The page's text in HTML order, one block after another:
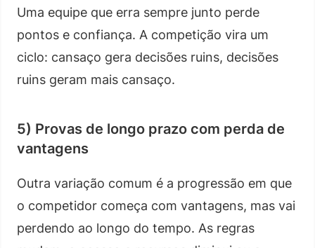
Uma equipe que erra sempre junto perde
pontos e confiança. A competição vira um
ciclo: cansaço gera decisões ruins, decisões
ruins geram mais cansaço.
5) Provas de longo prazo com perda de
vantagens
Outra variação comum é a progressão em que
o competidor começa com vantagens, mas vai
perdendo ao longo do tempo. As regras